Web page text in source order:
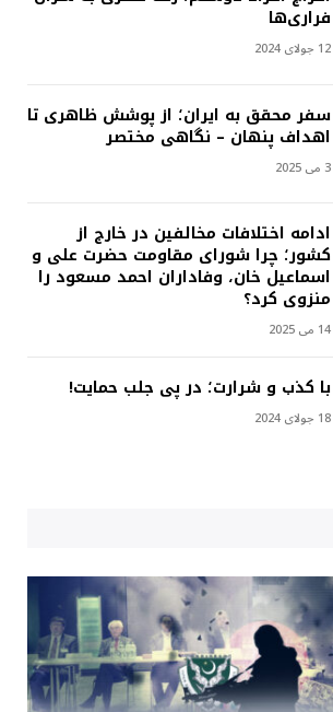
فراری‌ها
12 جولای 2024
سفر محقق به ایران؛ از پوشش ظاهری تا
اهداف پنهان – نگاهی مختصر
3 می 2025
ادامه اختلافات مخالفین در خارج از
کشور؛ چرا شورای مقاومت حضرت علی و
اسماعیل خان، وفاداران احمد مسعود را
منزوی کرد؟
14 می 2025
با کذب و شرارت؛ در پی جلب حمایت!
18 جولای 2024